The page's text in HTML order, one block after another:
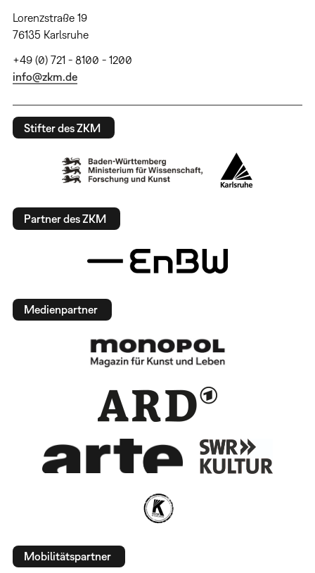
Lorenzstraße 19
76135 Karlsruhe
+49 (0) 721 - 8100 - 1200
info@zkm.de
Stifter des ZKM
Partner des ZKM
Medienpartner
Mobilitätspartner